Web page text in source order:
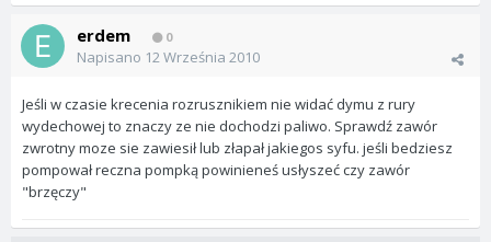
erdem 0
Napisano 12 Września 2010
Jeśli w czasie krecenia rozrusznikiem nie widać dymu z rury
wydechowej to znaczy ze nie dochodzi paliwo. Sprawdź zawór
zwrotny moze sie zawiesił lub złapał jakiegos syfu. jeśli bedziesz
pompował reczna pompką powinieneś usłyszeć czy zawór
"brzęczy"